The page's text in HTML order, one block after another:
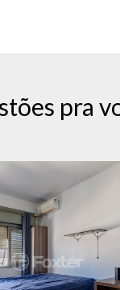
pra